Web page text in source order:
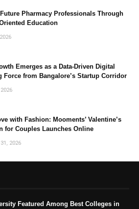
Pharmacy Professionals Through
Education
Emerges as a Data-Driven Digital
Force from Bangalore’s Startup Corridor
with Fashion: Mooments’ Valentine’s
for Couples Launches Online
2026
Featured Among Best Colleges in